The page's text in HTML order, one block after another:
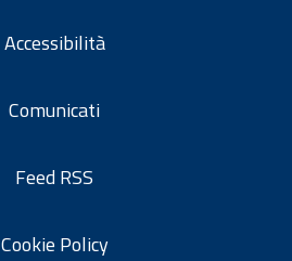
Accessibilità
Comunicati
Feed RSS
Cookie Policy